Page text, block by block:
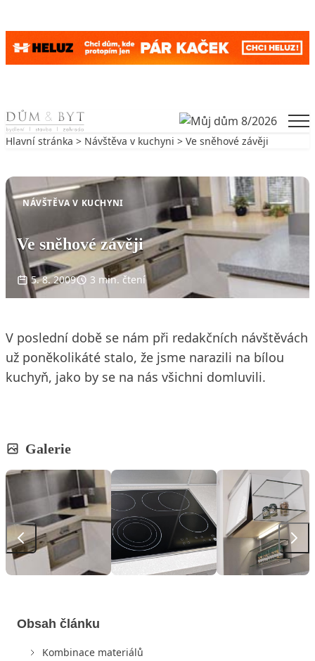
Skip to content
Hlavní stránka > Návštěva v kuchyni > Ve sněhové závěji
NÁVŠTĚVA V KUCHYNI
Ve sněhové závěji
5. 8. 2009 3 min. čtení
V poslední době se nám při redakčních návštěvách
už poněkolikáté stalo, že jsme narazili na bílou
kuchyň, jako by se na nás všichni domluvili.
Galerie
Obsah článku
Kombinace materiálů